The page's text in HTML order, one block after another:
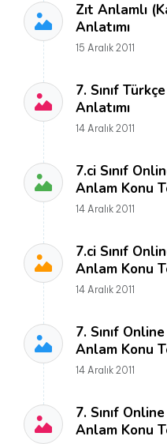
Zıt Anlamlı
Anlatımı
15 Aralık 2011
7. Sınıf
Anlatımı
14 Aralık 2011
7.ci Sınıf
Anlam Konu
14 Aralık 2011
7.ci Sınıf
Anlam Konu
14 Aralık 2011
7. Sınıf
Anlam Konu
14 Aralık 2011
7. Sınıf
Anlam Konu